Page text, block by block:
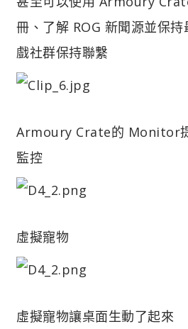
冊、了解 ROG 新聞源並保
戲社群保持聯繫
Armoury Crate的 Monitor
監控
虛擬寵物
虛擬寵物讓桌面生動了起來